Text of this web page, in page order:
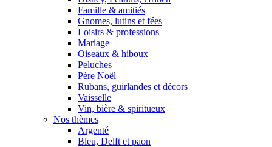
Nos thèmes
Argenté
Bleu, Delft et paon
Famille & amitiés
Gnomes, lutins et fées
Loisirs & professions
Mariage
Oiseaux & hiboux
Peluches
Père Noël
Rubans, guirlandes et décors
Vaisselle
Vin, bière & spiritueux